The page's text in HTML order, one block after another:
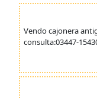
Vendo cajonera
consulta:03447-